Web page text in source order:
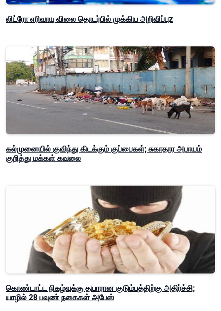
லிட்ரோ எரிவாயு விலை தொடர்பில் முக்கிய அறிவிப்புz
கல்முனையில் குவிந்து கிடக்கும் குப்பைகள்; சுகாதார அபாயம்
குறித்து மக்கள் கவலை
கொண்டாட்ட நிகழ்வுக்கு தயாரான குடும்பத்திற்கு அதிர்ச்சி;
யாழில் 28 பவுண் நகைகள் அபேஸ்